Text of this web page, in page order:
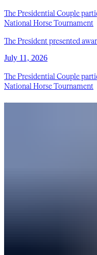
The Presidential Couple
National Horse Tournament
The President presented
July 11, 2026
The Presidential Couple
National Horse Tournament